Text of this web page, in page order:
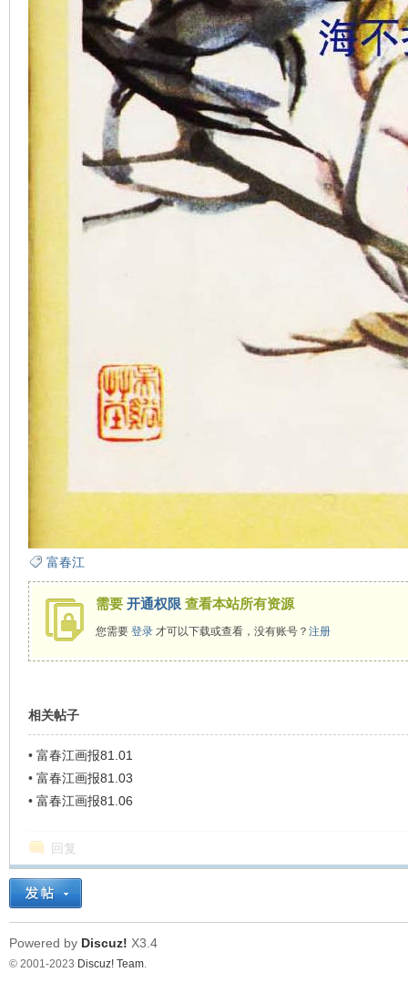
富春江
需要 开通权限 查看本站所有资源
您需要 登录才可以下载或查看，没有账号？ 注册
相关帖子
• 富春江画报81.01
• 富春江画报81.03
• 富春江画报81.06
回复
Powered by Discuz! X3.4
© 2001-2023 Discuz! Team.